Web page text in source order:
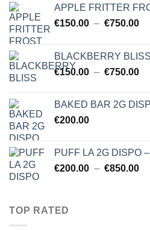
APPLE FRITTER
€150.00 – €750.00
à
BLACKBERRY BLISS
€150.00 – €750.00
BAKED BAR 2G
€200.00
PUFF LA 2G DISPO
€200.00 – €850.00
TOP RATED